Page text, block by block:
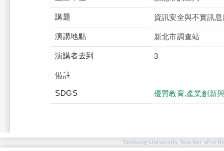
講題 資訊安全與不實訊
演講地點 新北市調查站
演講者去到 3
備註
SDGS 優質教育,產業創新
Tamkang University Teacher